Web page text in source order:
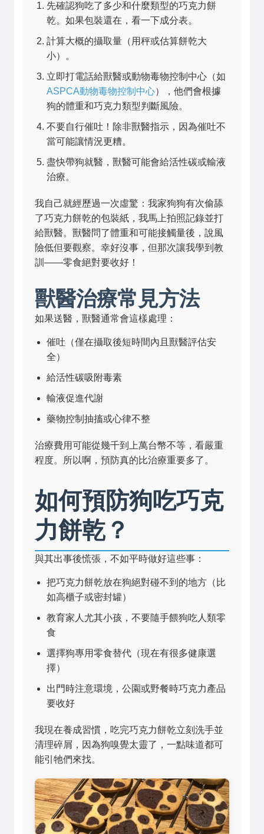
先確認狗吃了多少和什麼類型的巧克力餅
乾。如果包裝還在，看一下成分表。
計算大概的攝取量（用秤或估算餅乾大
小）。
立即打電話給獸醫或動物毒物控制中心（如
ASPCA動物毒物控制中心），他們會根據
狗的體重和巧克力類型判斷風險。
不要自行催吐！除非獸醫指示，因為催吐不
當可能讓情況更糟。
盡快帶狗就醫，獸醫可能會給活性碳或輸液
治療。
我自己就經歷過一次虛驚：我家狗狗有次偷舔
了巧克力餅乾的包裝紙，我馬上拍照記錄並打
給獸醫。獸醫問了體重和可能接觸量後，說風
險低但要觀察。幸好沒事，但那次讓我學到教
訓——零食絕對要收好！
獸醫治療常見方法
如果送醫，獸醫通常會這樣處理：
催吐（僅在攝取後短時間內且獸醫評估安
全）
給活性碳吸附毒素
輸液促進代謝
藥物控制抽搐或心律不整
治療費用可能從幾千到上萬台幣不等，看嚴重
程度。所以啊，預防真的比治療重要多了。
如何預防狗吃巧克
力餅乾？
與其出事後慌張，不如平時做好這些事：
把巧克力餅乾放在狗絕對碰不到的地方（比
如高櫃子或密封罐）
教育家人尤其小孩，不要隨手餵狗吃人類零
食
選擇狗專用零食替代（現在有很多健康選
擇）
出門時注意環境，公園或野餐時巧克力產品
要收好
我現在養成習慣，吃完巧克力餅乾立刻洗手並
清理碎屑，因為狗嗅覺太靈了，一點味道都可
能引牠們來找。